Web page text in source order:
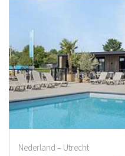
Nederland – Utrecht